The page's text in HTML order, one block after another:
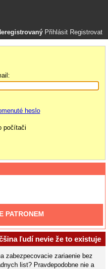
Přihlásit Registrovat
heslo
počítači
PATRONEM
ľudí nevie že to existuje
zabezpecovacie zariaenie bez
list? Pravdepodobne nie a